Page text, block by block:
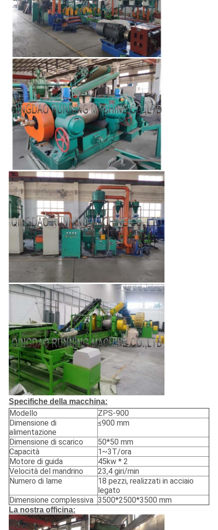
Specifiche della macchina:
Modello
ZPS-900
Dimensione di
alimentazione
≤900 mm
Dimensione di scarico
50*50 mm
Capacità
1~3T/ora
Motore di guida
45kw * 2
Velocità del mandrino
23,4 giri/min
Numero di lame
18 pezzi, realizzati in acciaio
legato
Dimensione complessiva 3500*2500*3500 mm
La nostra officina: